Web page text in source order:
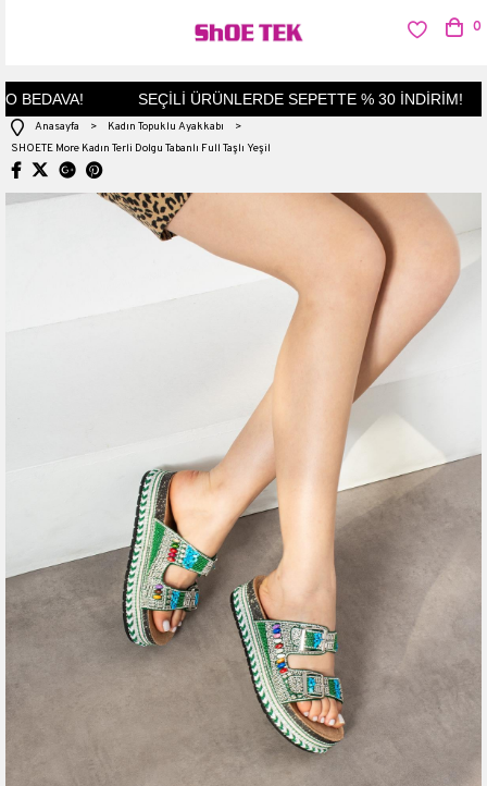
SEÇİLİ ÜRÜNLERDE SEPETTE % 30 İNDİRİM!
0
Anasayfa > Kadın Topuklu Ayakkabı
>
SHOETE More Kadın Terli Dolgu Tabanlı Full Taşlı Yeşil